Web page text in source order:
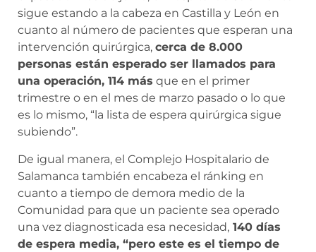
sigue estando a la cabeza en Castilla y León en
cuanto al número de pacientes que esperan una
intervención quirúrgica, cerca de 8.000
personas están esperado ser llamados para
una operación, 114 más que en el primer
trimestre o en el mes de marzo pasado o lo que
es lo mismo, “la lista de espera quirúrgica sigue
subiendo”.
De igual manera, el Complejo Hospitalario de
Salamanca también encabeza el ránking en
cuanto a tiempo de demora medio de la
Comunidad para que un paciente sea operado
una vez diagnosticada esa necesidad, 140 días
de espera media, “pero este es el tiempo de